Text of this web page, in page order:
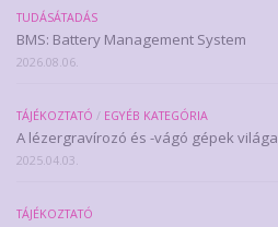
TUDÁSÁTADÁS
BMS: Battery Management System
2026.08.06.
TÁJÉKOZTATÓ / EGYÉB KATEGÓRIA
A lézergravírozó és -vágó gépek világa
2025.04.03.
TÁJÉKOZTATÓ